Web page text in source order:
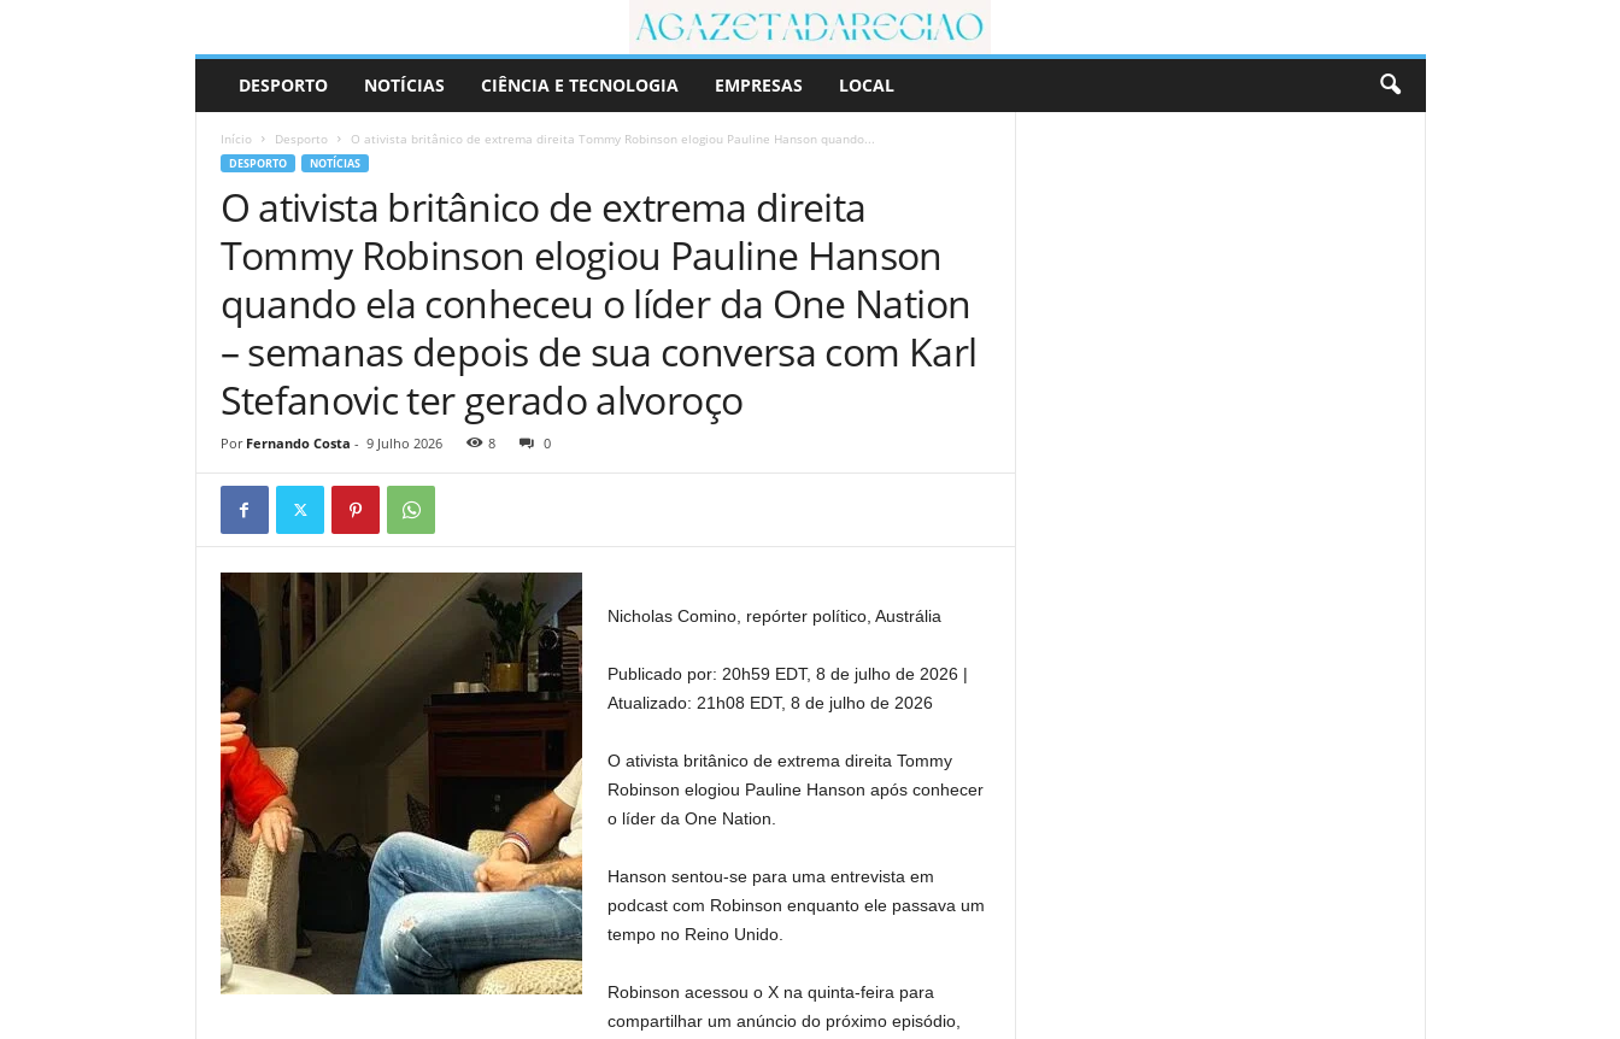
r
DESPORTO NOTÍCIAS CIÊNCIA E TECNOLOGIA EMPRESAS LOCAL
Início Desporto O ativista britânico de extrema direita Tommy Robinson elogiou Pauline Hanson quando...
DESPORTO NOTÍCIAS
O ativista britânico de extrema direita
Tommy Robinson elogiou Pauline Hanson
quando ela conheceu o líder da One Nation
– semanas depois de sua conversa com Karl
Stefanovic ter gerado alvoroço
Por Fernando Costa - 9 Julho 2026 8 0
Nicholas Comino, repórter político, Austrália
Publicado por: 20h59 EDT, 8 de julho de 2026 |
Atualizado: 21h08 EDT, 8 de julho de 2026
O ativista britânico de extrema direita Tommy
Robinson elogiou Pauline Hanson após conhecer
o líder da One Nation.
Hanson sentou-se para uma entrevista em
podcast com Robinson enquanto ele passava um
tempo no Reino Unido.
Robinson acessou o X na quinta-feira para
compartilhar um anúncio do próximo episódio,